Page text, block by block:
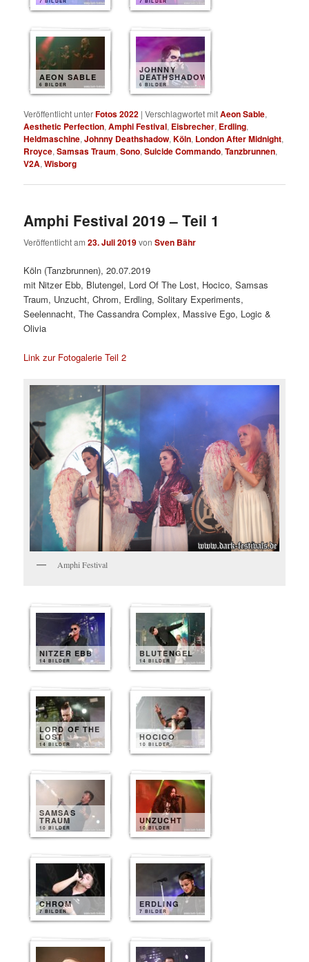
AEON SABLE
6 BILDER
JOHNNY
DEATHSHADOW
6 BILDER
Veröffentlicht unterFotos 2022 |Verschlagwortet mitAeon Sable,
Aesthetic Perfection,Amphi Festival, Eisbrecher, Erdling,
Heldmaschine,Johnny Deathshadow,Köln, London After Midnight,
Rroyce,Samsas Traum,Sono,Suicide Commando,Tanzbrunnen,
V2A,Wisborg
Amphi Festival 2019 – Teil 1
Veröffentlicht am23. Juli 2019vonSven Bähr
Köln (Tanzbrunnen), 20.07.2019
mit Nitzer Ebb, Blutengel, Lord Of The Lost, Hocico, Samsas
Traum, Unzucht, Chrom, Erdling, Solitary Experiments,
Seelennacht, The Cassandra Complex, Massive Ego, Logic &
Olivia
Link zur Fotogalerie Teil 2
Amphi Festival
NITZER EBB
14 BILDER
BLUTENGEL
14 BILDER
LORD OF THE
LOST
14 BILDER
HOCICO
10 BILDER
SAMSAS
TRAUM
10 BILDER
UNZUCHT
10 BILDER
CHROM
7 BILDER
ERDLING
7 BILDER